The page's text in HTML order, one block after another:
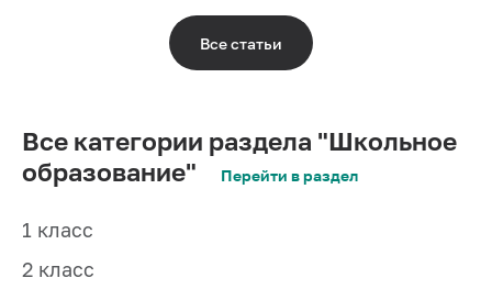
Все статьи
Все категории раздела "Школьное
образование"
Перейти в раздел
1 класс
2 класс